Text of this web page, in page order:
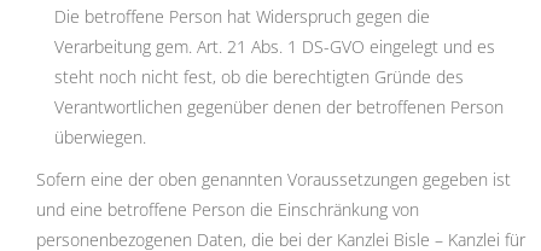
Die betroffene Person hat Widerspruch gegen die
Verarbeitung gem. Art. 21 Abs. 1 DS-GVO eingelegt und es
steht noch nicht fest, ob die berechtigten Gründe des
Verantwortlichen gegenüber denen der betroffenen Person
überwiegen.
Sofern eine der oben genannten Voraussetzungen gegeben ist
und eine betroffene Person die Einschränkung von
personenbezogenen Daten, die bei der Kanzlei Bisle – Kanzlei für